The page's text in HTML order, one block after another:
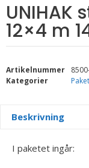
UNIHAK
12×4 m
Artikelnummer
Kategorier
Beskrivning
I paketet ingår: